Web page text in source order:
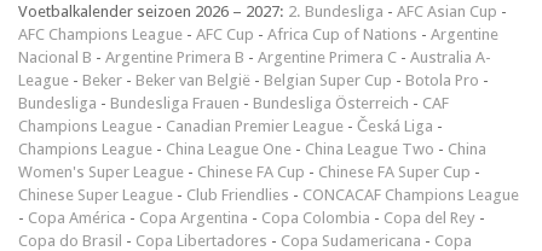
Voetbalkalender seizoen 2026 – 2027: 2. Bundesliga - AFC Asian Cup -
AFC Champions League - AFC Cup - Africa Cup of Nations - Argentine
Nacional B - Argentine Primera B - Argentine Primera C - Australia A-
League - Beker - Beker van België - Belgian Super Cup - Botola Pro -
Bundesliga - Bundesliga Frauen - Bundesliga Österreich - CAF
Champions League - Canadian Premier League - Česká Liga -
Champions League - China League One - China League Two - China
Women's Super League - Chinese FA Cup - Chinese FA Super Cup -
Chinese Super League - Club Friendlies - CONCACAF Champions League
- Copa América - Copa Argentina - Copa Colombia - Copa del Rey -
Copa do Brasil - Copa Libertadores - Copa Sudamericana - Copa